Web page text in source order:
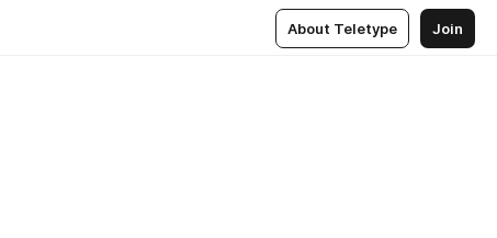
About Teletype Join